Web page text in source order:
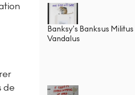
de
Banksy’s Banksus Militus
Vandalus